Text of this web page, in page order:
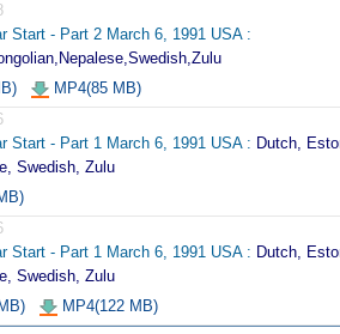
Start - Part 2 March 6, 1991 USA :
MP4(85 MB)
Start - Part 1 March 6, 1991 USA : Dutch,
Swedish, Zulu
Start - Part 1 March 6, 1991 USA : Dutch,
Swedish, Zulu
MP4(122 MB)